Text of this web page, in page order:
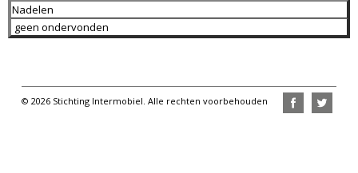
Nadelen
geen ondervonden
© 2026 Stichting Intermobiel. Alle rechten voorbehouden